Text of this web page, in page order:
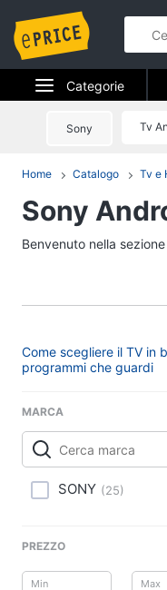
Categorie
Telefonia
Tv e Home
Audio e musica
Arredo
Brico e
Beauty
Sony Tv
Home Catalogo Tv e
Sony
Benvenuto nella sezione
Come scegliere il TV in
programmi che guardi
MARCA
SONY (25)
PREZZO